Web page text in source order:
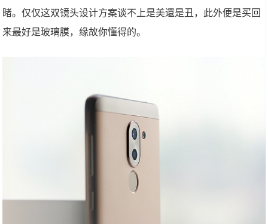
睹。仅仅这双镜头设计方案谈不上是美還是丑，此外便是买回
来最好是玻璃膜，缘故你懂得的。